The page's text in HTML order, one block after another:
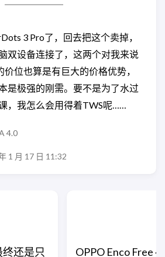
3 Pro了，回去把这个卖掉，
双设备连接了，这两个对我来说
位也算是有巨大的价格优势，
是极强的刚需。要不是为了水过
，我怎么会用得着TWS呢……
4.0
1 月 17 日 11:32
终还是只 OPPO Enco Free